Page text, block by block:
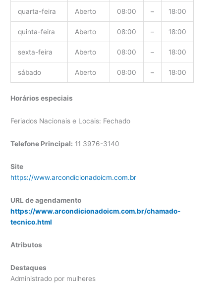
quarta-feira Aberto 08:00 – 18:00
quinta-feira Aberto 08:00 – 18:00
sexta-feira Aberto 08:00 – 18:00
sábado Aberto 08:00 – 18:00
Horários especiais
Feriados Nacionais e Locais: Fechado
Telefone Principal: 11 3976-3140
Site
https://www.arcondicionadoicm.com.br
URL de agendamento
https://www.arcondicionadoicm.com.br/chamado-
tecnico.html
Atributos
Destaques
Administrado por mulheres